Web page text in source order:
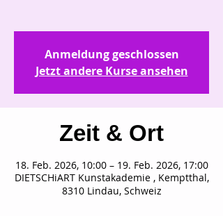
Anmeldung geschlossen
Jetzt andere Kurse ansehen
Zeit & Ort
18. Feb. 2026, 10:00 – 19. Feb. 2026, 17:00
DIETSCHiART Kunstakademie , Kemptthal,
8310 Lindau, Schweiz